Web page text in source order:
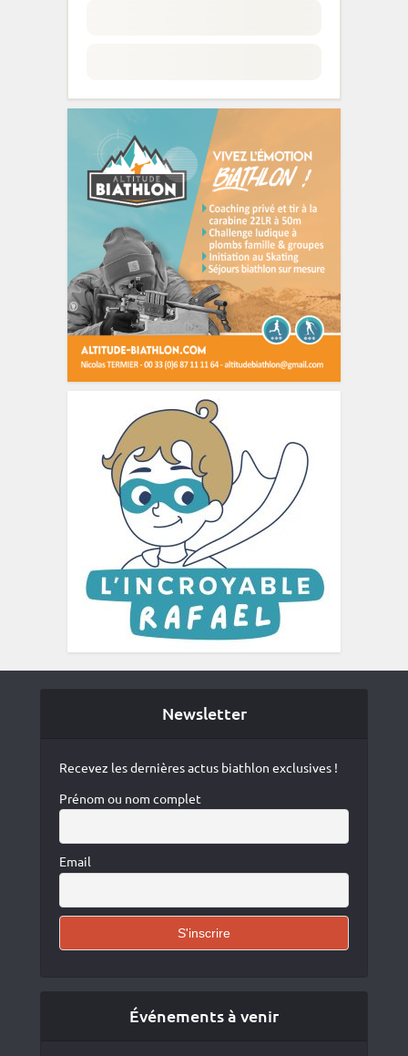
Newsletter
Recevez les dernières actus biathlon exclusives !
Prénom ou nom complet
Email
Événements à venir